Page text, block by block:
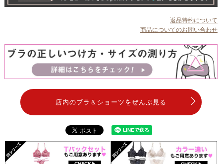
返品特約について
商品についてのお問い合わせ
店内のブラ＆ショーツをぜんぶ見る